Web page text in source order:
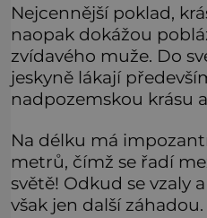
Nejcennější poklad,
naopak dokážou
zvídavého muže. Do
jeskyně lákají
nadpozemskou krásu
Na délku má
metrů, čímž se řadí
světě! Odkud se vzaly
však jen další záhadou.